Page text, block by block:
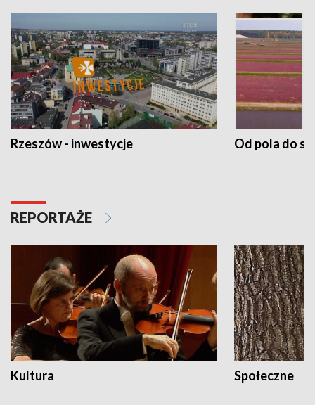
Rzeszów - inwestycje Od pola do
REPORTAŻE
Kultura Społeczne